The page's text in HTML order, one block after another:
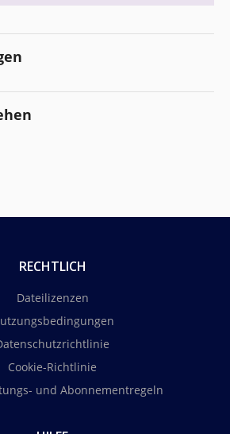
RECHTLICH
Dateilizenzen
Cookie-Richtlinie
und Abonnementregeln